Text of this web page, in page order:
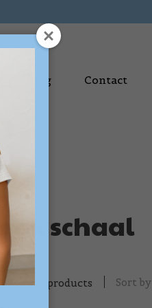
Blog Contact
schaal
0 products Sort by